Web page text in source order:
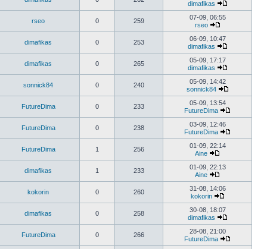
dimafikas
rseo 0 259
07-09, 06:55
rseo
dimafikas 0 253
06-09, 10:47
dimafikas
dimafikas 0 265
05-09, 17:17
dimafikas
sonnick84 0 240
05-09, 14:42
sonnick84
FutureDima 0 233
05-09, 13:54
FutureDima
FutureDima 0 238
03-09, 12:46
FutureDima
FutureDima 1 256
01-09, 22:14
Aine
dimafikas 1 233
01-09, 22:13
Aine
kokorin 0 260
31-08, 14:06
kokorin
dimafikas 0 258
30-08, 18:07
dimafikas
FutureDima 0 266
28-08, 21:00
FutureDima